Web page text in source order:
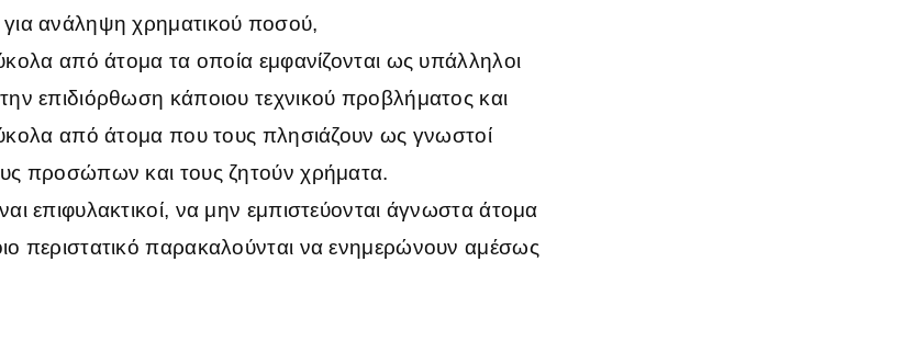
ανάληψη χρηματικού ποσού,
από άτομα τα οποία εμφανίζονται ως υπάλληλοι
επιδιόρθωση κάποιου τεχνικού προβλήματος και
από άτομα που τους πλησιάζουν ως γνωστοί
προσώπων και τους ζητούν χρήματα.
επιφυλακτικοί, να μην εμπιστεύονται άγνωστα άτομα
περιστατικό παρακαλούνται να ενημερώνουν αμέσως